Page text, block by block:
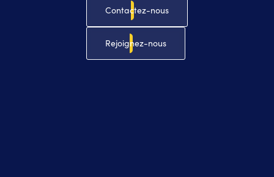
Contactez-nous
Rejoignez-nous